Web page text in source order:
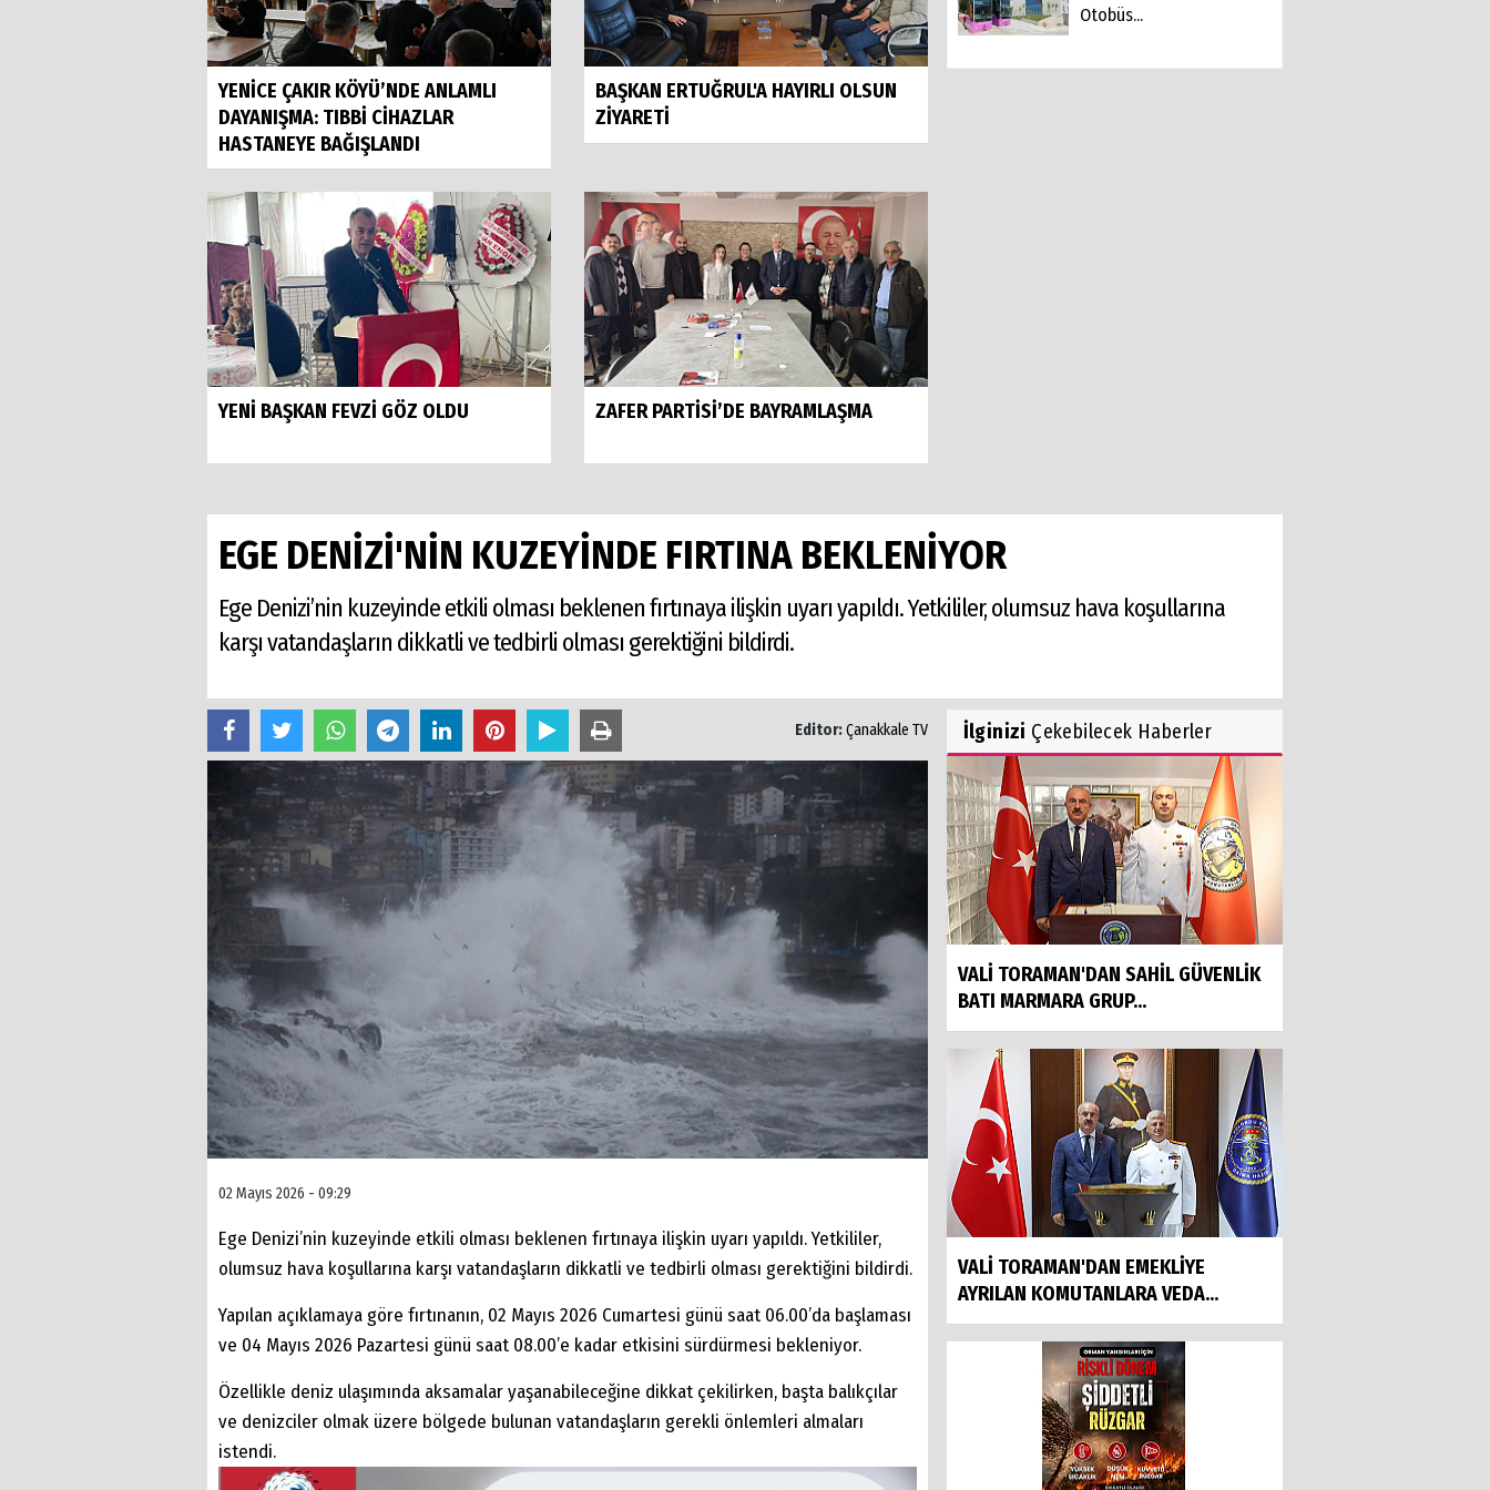
YENİCE ÇAKIR KÖYÜ’NDE ANLAMLI
DAYANIŞMA: TIBBİ CİHAZLAR
HASTANEYE BAĞIŞLANDI
BAŞKAN ERTUĞRUL'A HAYIRLI OLSUN
ZİYARETİ
YENİ BAŞKAN FEVZİ GÖZ OLDU ZAFER PARTİSİ’DE BAYRAMLAŞMA
Otobüs...
EGE DENİZİ'NİN KUZEYİNDE FIRTINA BEKLENİYOR
Ege Denizi’nin kuzeyinde etkili olması beklenen fırtınaya ilişkin uyarı yapıldı. Yetkililer, olumsuz hava koşullarına
karşı vatandaşların dikkatli ve tedbirli olması gerektiğini bildirdi.
Editor:Çanakkale TV
02 Mayıs 2026 - 09:29
Ege Denizi’nin kuzeyinde etkili olması beklenen fırtınaya ilişkin uyarı yapıldı. Yetkililer,
olumsuz hava koşullarına karşı vatandaşların dikkatli ve tedbirli olması gerektiğini bildirdi.
Yapılan açıklamaya göre fırtınanın, 02 Mayıs 2026 Cumartesi günü saat 06.00’da başlaması
ve 04 Mayıs 2026 Pazartesi günü saat 08.00’e kadar etkisini sürdürmesi bekleniyor.
Özellikle deniz ulaşımında aksamalar yaşanabileceğine dikkat çekilirken, başta balıkçılar
ve denizciler olmak üzere bölgede bulunan vatandaşların gerekli önlemleri almaları
istendi.
İlginizi Çekebilecek Haberler
VALİ TORAMAN'DAN SAHİL GÜVENLİK
BATI MARMARA GRUP...
VALİ TORAMAN'DAN EMEKLİYE
AYRILAN KOMUTANLARA VEDA...